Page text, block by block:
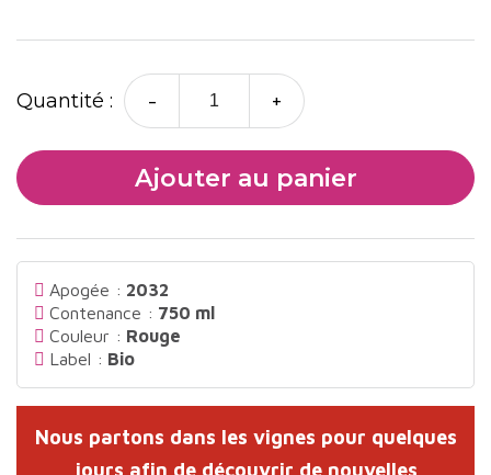
Quantité : - +
Ajouter au panier
Apogée : 2032
Contenance : 750 ml
Couleur : Rouge
Label : Bio
Nous partons dans les vignes pour quelques
jours afin de découvrir de nouvelles